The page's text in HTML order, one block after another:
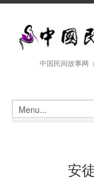
中国民间故事网
安